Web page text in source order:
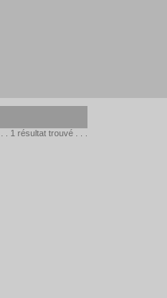
. . . 1 résultat trouvé . . .